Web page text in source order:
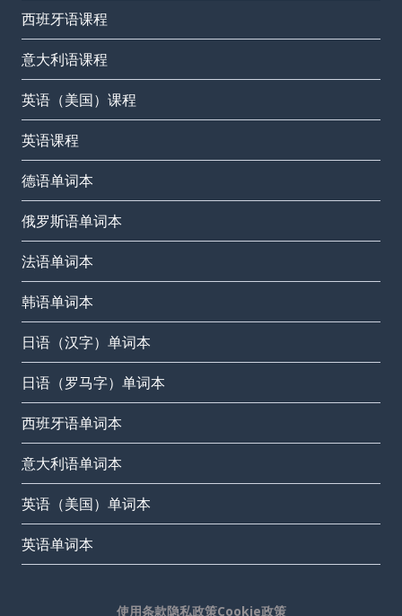
西班牙语课程
意大利语课程
英语（美国）课程
英语课程
德语单词本
俄罗斯语单词本
法语单词本
韩语单词本
日语（汉字）单词本
日语（罗马字）单词本
西班牙语单词本
意大利语单词本
英语（美国）单词本
英语单词本
使用条款隐私政策Cookie政策